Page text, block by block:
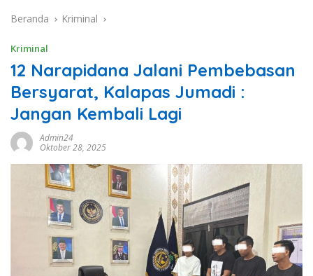
Beranda Kriminal
Kriminal
12 Narapidana Jalani Pembebasan
Bersyarat, Kalapas Jumadi :
Jangan Kembali Lagi
Admin24
Oktober 28, 2025